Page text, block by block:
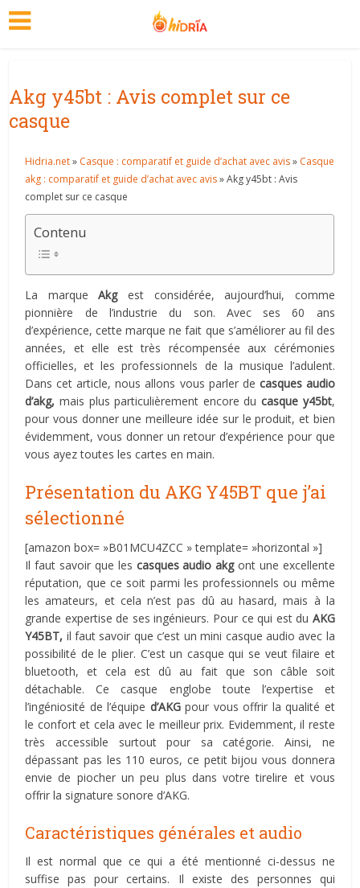
Akg y45bt : Avis complet sur ce
casque
Hidria.net» Casque : comparatif et guide d’achat avec avis» Casque
akg : comparatif et guide d’achat avec avis» Akg y45bt : Avis
complet sur ce casque
Contenu
La marqueAkgest considérée, aujourd’hui, comme
pionnière de l’industrie du son. Avec ses 60 ans
d’expérience, cette marque ne fait que s’améliorer au fil des
années, et elle est très récompensée aux cérémonies
officielles, et les professionnels de la musique l’adulent.
Dans cet article, nous allons vous parler de casques audio
d’akg, mais plus particulièrement encore ducasque y45bt,
pour vous donner une meilleure idée sur le produit, et bien
évidemment, vous donner un retour d’expérience pour que
vous ayez toutes les cartes en main.
Présentation du AKG Y45BT que j’ai
sélectionné
[amazon box= »B01MCU4ZCC » template= »horizontal »]
Il faut savoir que les casques audio akgont une excellente
réputation, que ce soit parmi les professionnels ou même
les amateurs, et cela n’est pas dû au hasard, mais à la
grande expertise de ses ingénieurs. Pour ce qui est du AKG
Y45BT, il faut savoir que c’est un mini casque audio avec la
possibilité de le plier. C’est un casque qui se veut filaire et
bluetooth, et cela est dû au fait que son câble soit
détachable. Ce casque englobe toute l’expertise et
l’ingéniosité de l’équipe d’AKGpour vous offrir la qualité et
le confort et cela avec le meilleur prix. Evidemment, il reste
très accessible surtout pour sa catégorie. Ainsi, ne
dépassant pas les 110 euros, ce petit bijou vous donnera
envie de piocher un peu plus dans votre tirelire et vous
offrir la signature sonore d’AKG.
Caractéristiques générales et audio
Il est normal que ce qui a été mentionné ci-dessus ne
suffise pas pour certains. Il existe des personnes qui